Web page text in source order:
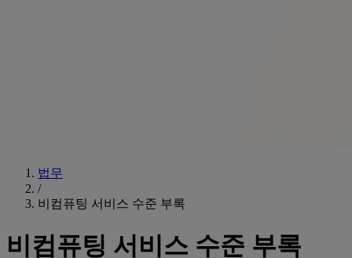
법무
/
비컴퓨팅 서비스 수준 부록
비컴퓨팅 서비스 수준 부록